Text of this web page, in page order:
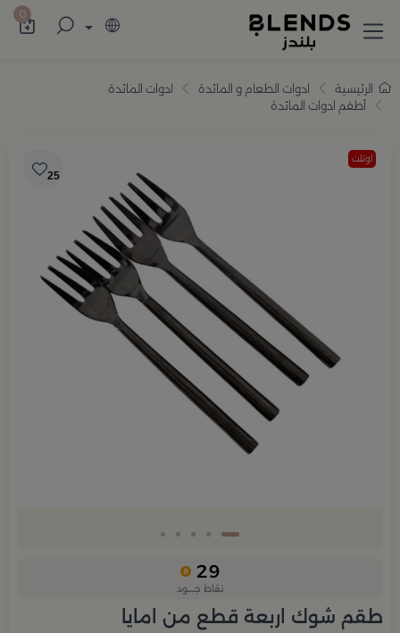
تسوّق من بلندز تشكيلة تضم ترامس القهوة 0
الرئيسية ادوات الطعام و المائدة
ادوات المائدة
أطقم ادوات المائدة
اوتلت
25
29
نقاط جــــود
طقم شوك اربعة قطع من امايا